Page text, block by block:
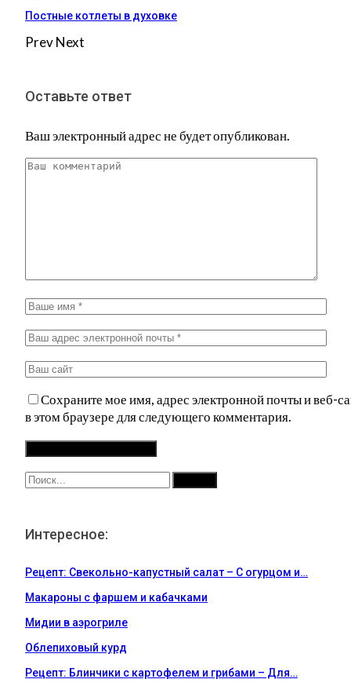
Постные котлеты в духовке
PrevNext
Оставьте ответ
Ваш электронный адрес не будет опубликован.
Сохраните мое имя, адрес электронной почты и веб-
в этом браузере для следующего комментария.
Интересное:
Рецепт: Свекольно-капустный салат – С огурцом и…
Макароны с фаршем и кабачками
Мидии в аэрогриле
Облепиховый курд
Рецепт: Блинчики с картофелем и грибами – Для…